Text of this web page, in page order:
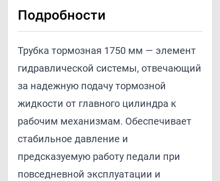
Подробности
Трубка тормозная 1750 мм — элемент
гидравлической системы, отвечающий
за надежную подачу тормозной
жидкости от главного цилиндра к
рабочим механизмам. Обеспечивает
стабильное давление и
предсказуемую работу педали при
повседневной эксплуатации и